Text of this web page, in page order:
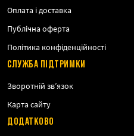
Оплата і доставка
Публічна оферта
Політика конфіденційності
СЛУЖБА ПІДТРИМКИ
Зворотній зв’язок
Карта сайту
ДОДАТКОВО